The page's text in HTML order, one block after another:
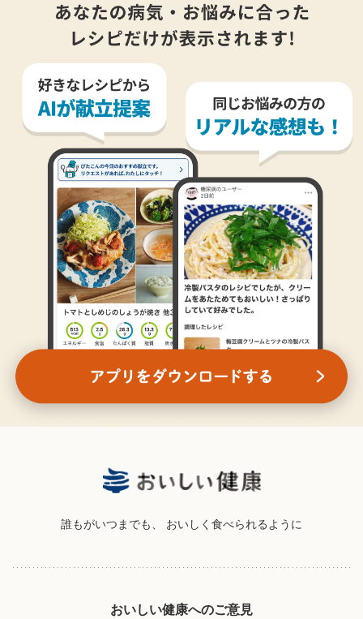
誰もがいつまでも、 おいしく食べられるように
おいしい健康へのご意見